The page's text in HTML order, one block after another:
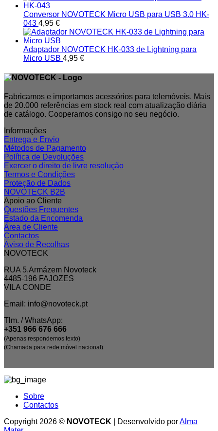
Conversor NOVOTECK Micro USB para USB 3.0 HK-
043 4,95 €
Adaptador NOVOTECK HK-033 de Lightning para
Micro USB 4,95 €
Fabricamos e importamos acessórios para telemóveis. Mais
de 20.000 referências em stock real com atualização diária
de catálogo. Cooperamos consigo no seu negócio.
Informações
Entrega e Envio
Métodos de Pagamento
Política de Devoluções
Exercer o direito de livre resolução
Termos e Condições
Proteção de Dados
NOVOTECK B2B
Apoio ao Cliente
Questões Frequentes
Estado da Encomenda
Área de Cliente
Contactos
Aviso de Recolhas
NOVOTECK
RUA 5,Armázem Novoteck
4485-196 FAJOZES
VILA CONDE
Email: info@novoteck.pt
Tlm. / WhatsApp:
+351 966 676 666
(Apenas respondemos texto)
(Chamada para rede móvel nacional)
Sobre
Contactos
Copyright 2026 © NOVOTECK | Desenvolvido porAlma